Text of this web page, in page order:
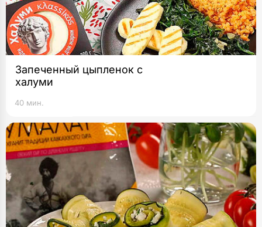
Запеченный цыпленок с
халуми
40 мин.